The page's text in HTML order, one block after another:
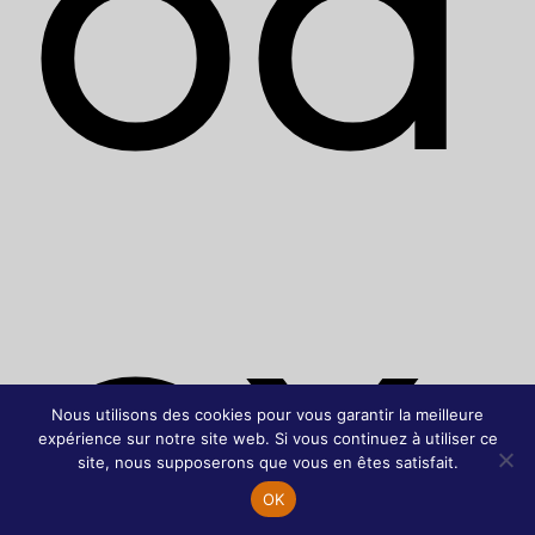
ox
Nous utilisons des cookies pour vous garantir la meilleure
expérience sur notre site web. Si vous continuez à utiliser ce
site, nous supposerons que vous en êtes satisfait.
OK